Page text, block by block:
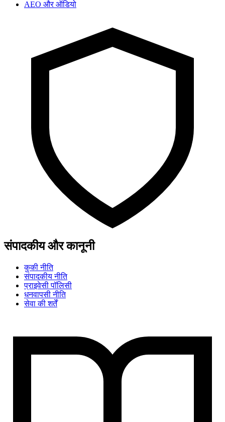
AEO और ऑडियो
संपादकीय और कानूनी
कुकी नीति
संपादकीय नीति
प्राइवेसी पॉलिसी
धनवापसी नीति
सेवा की शर्तें